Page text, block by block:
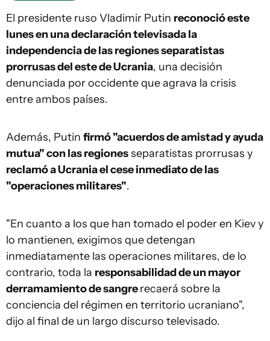
El presidente ruso Vladimir Putin reconoció este
lunes en una declaración televisada la
independencia de las regiones separatistas
prorrusas del este de Ucrania, una decisión
denunciada por occidente que agrava la crisis
entre ambos países.
Además, Putin firmó "acuerdos de amistad y ayuda
mutua" con las regionesseparatistas prorrusas y
reclamó a Ucrania el cese inmediato de las
"operaciones militares".
"En cuanto a los que han tomado el poder en Kiev y
lo mantienen, exigimos que detengan
inmediatamente las operaciones militares, de lo
contrario, toda la responsabilidad de un mayor
derramamiento de sangrerecaerá sobre la
conciencia del régimen en territorio ucraniano",
dijo al final de un largo discurso televisado.